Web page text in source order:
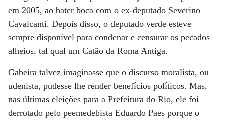
em 2005, ao bater boca com o ex-deputado Severino
Cavalcanti. Depois disso, o deputado verde esteve
sempre disponível para condenar e censurar os pecados
alheios, tal qual um Catão da Roma Antiga.
Gabeira talvez imaginasse que o discurso moralista, ou
udenista, pudesse lhe render benefícios políticos. Mas,
nas últimas eleições para a Prefeitura do Rio, ele foi
derrotado pelo peemedebista Eduardo Paes porque o